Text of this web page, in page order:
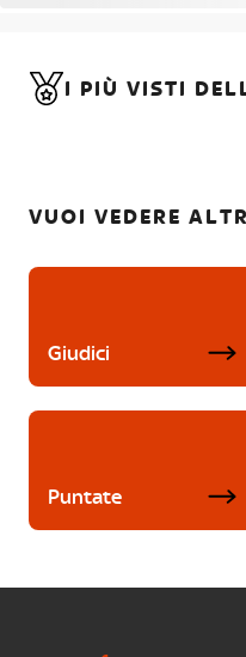
I PIÙ VISTI
VUOI VEDERE
Giudici
Puntate